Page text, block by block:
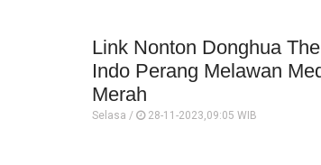
Link Nonton Donghua
Indo Perang Melawan
Merah
Selasa / 28-11-2023,09:05 WIB